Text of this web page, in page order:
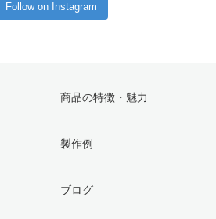
Follow on Instagram
商品の特徴・魅力
製作例
ブログ